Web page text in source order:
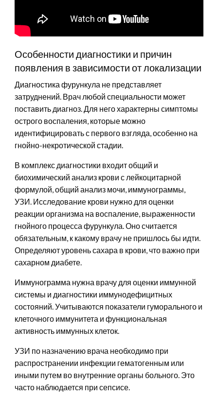
Особенности диагностики и причин
появления в зависимости от локализации
Диагностика фурункула не представляет
затруднений. Врач любой специальности может
поставить диагноз. Для него характерны симптомы
острого воспаления, которые можно
идентифицировать с первого взгляда, особенно на
гнойно-некротической стадии.
В комплекс диагностики входит общий и
биохимический анализ крови с лейкоцитарной
формулой, общий анализ мочи, иммунограммы,
УЗИ. Исследование крови нужно для оценки
реакции организма на воспаление, выраженности
гнойного процесса фурункула. Оно считается
обязательным, к какому врачу не пришлось бы идти.
Определяют уровень сахара в крови, что важно при
сахарном диабете.
Иммунограмма нужна врачу для оценки иммунной
системы и диагностики иммунодефицитных
состояний. Учитываются показатели гуморального и
клеточного иммунитета и функциональная
активность иммунных клеток.
УЗИ по назначению врача необходимо при
распространении инфекции гематогенным или
иными путем во внутренние органы больного. Это
часто наблюдается при сепсисе.